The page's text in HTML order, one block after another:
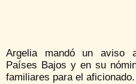
Argelia mandó un aviso
Países Bajos y en su
familiares para el aficionado.